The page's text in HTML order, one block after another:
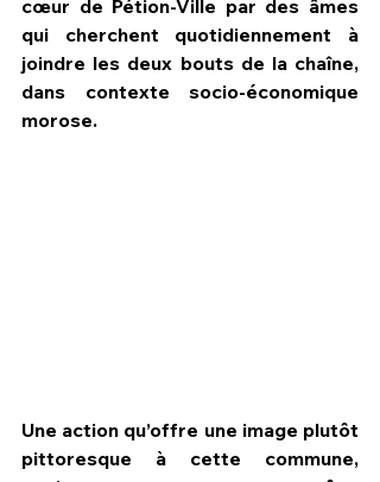
cœur de Pétion-Ville par des âmes
qui cherchent quotidiennement à
joindre les deux bouts de la chaîne,
dans contexte socio-économique
morose.
Une action qu’offre une image plutôt
pittoresque à cette commune,